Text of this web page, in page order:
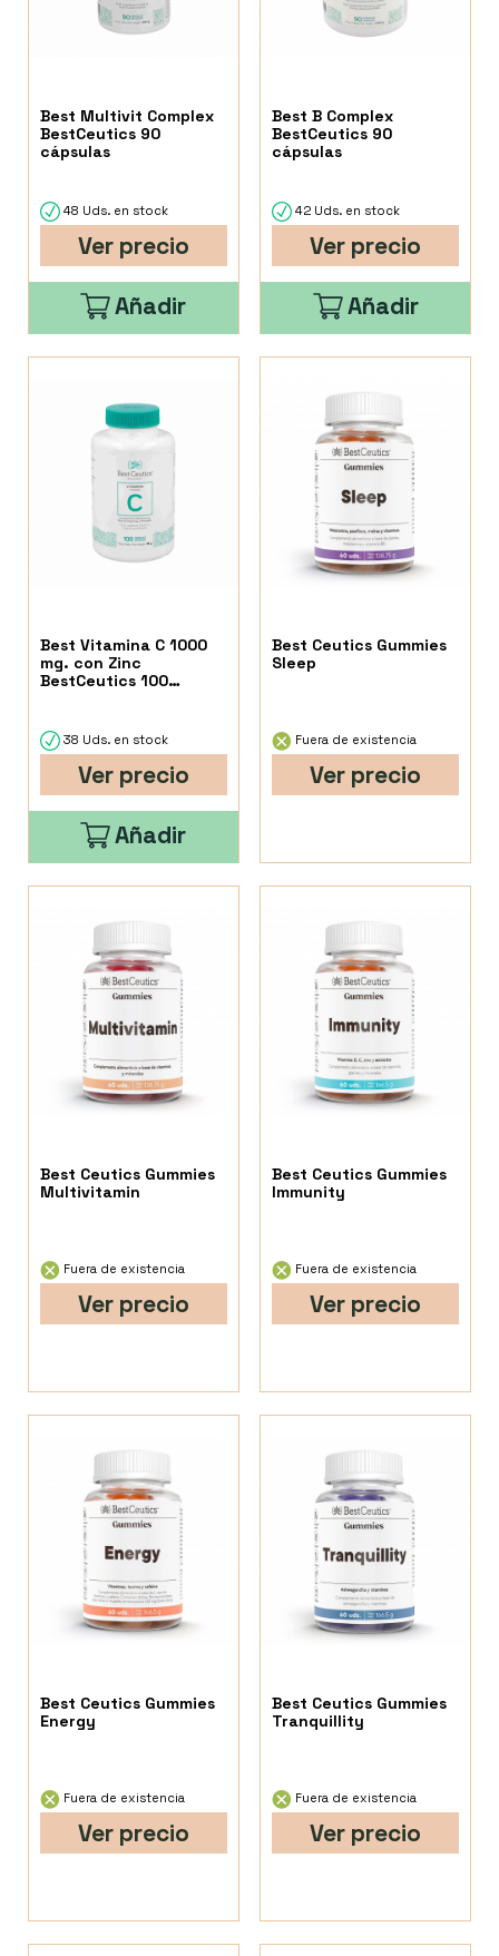
Best Multivit Complex
BestCeutics 90
cápsulas
48 Uds. en stock
Ver precio
Añadir
Best B Complex
BestCeutics 90
cápsulas
42 Uds. en stock
Ver precio
Añadir
Best Vitamina C 1000
mg. con Zinc
BestCeutics 100
38 Uds. en stock
Ver precio
Añadir
Best Ceutics Gummies
Sleep
Fuera de existencia
Ver precio
Best Ceutics Gummies
Multivitamin
Fuera de existencia
Ver precio
Best Ceutics Gummies
Immunity
Fuera de existencia
Ver precio
Best Ceutics Gummies
Energy
Fuera de existencia
Ver precio
Best Ceutics Gummies
Tranquillity
Fuera de existencia
Ver precio